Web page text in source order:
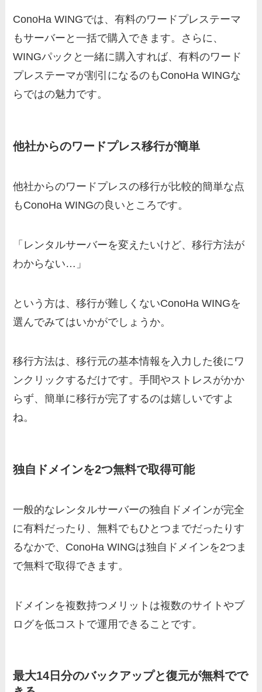
ConoHa WINGでは、有料のワードプレステーマ
もサーバーと一括で購入できます。さらに、
WINGパックと一緒に購入すれば、有料のワード
プレステーマが割引になるのもConoHa WINGな
らではの魅力です。
他社からのワードプレス移行が簡単
他社からのワードプレスの移行が比較的簡単な点
もConoHa WINGの良いところです。
「レンタルサーバーを変えたいけど、移行方法が
わからない…」
という方は、移行が難しくないConoHa WINGを
選んでみてはいかがでしょうか。
移行方法は、移行元の基本情報を入力した後にワ
ンクリックするだけです。手間やストレスがかか
らず、簡単に移行が完了するのは嬉しいですよ
ね。
独自ドメインを2つ無料で取得可能
一般的なレンタルサーバーの独自ドメインが完全
に有料だったり、無料でもひとつまでだったりす
るなかで、ConoHa WINGは独自ドメインを2つま
で無料で取得できます。
ドメインを複数持つメリットは複数のサイトやブ
ログを低コストで運用できることです。
最大14日分のバックアップと復元が無料でで